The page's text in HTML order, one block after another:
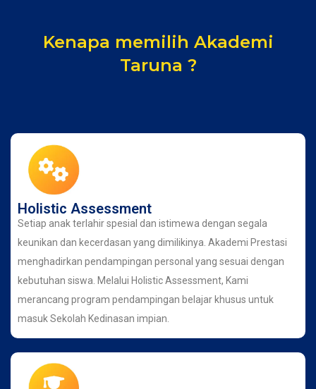
Kenapa memilih Akademi
Taruna ?
Holistic Assessment
Setiap anak terlahir spesial dan istimewa dengan segala
keunikan dan kecerdasan yang dimilikinya. Akademi Prestasi
menghadirkan pendampingan personal yang sesuai dengan
kebutuhan siswa. Melalui Holistic Assessment, Kami
merancang program pendampingan belajar khusus untuk
masuk Sekolah Kedinasan impian.